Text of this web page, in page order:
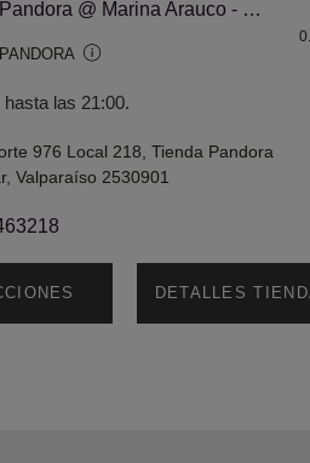
3803CLR Pandora @ Marina Arauco - Store #756
las 21:00.
976 Local 218, Tienda Pandora
Valparaíso 2530901
DETALLES